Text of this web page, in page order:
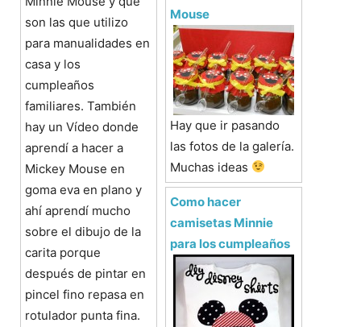
son las que utilizo
para manualidades en
casa y los
cumpleaños
familiares. También
hay un Vídeo donde
aprendí a hacer a
Mickey Mouse en
goma eva en plano y
ahí aprendí mucho
sobre el dibujo de la
carita porque
después de pintar en
pincel fino repasa en
rotulador punta fina.
Mouse
Hay que ir pasando
las fotos de la galería.
Muchas ideas
Como hacer
camisetas Minnie
para los cumpleaños